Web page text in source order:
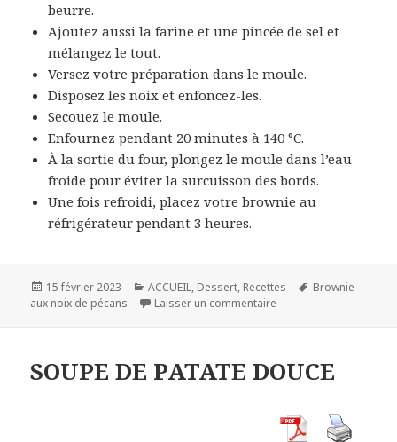
beurre.
Ajoutez aussi la farine et une pincée de sel et
mélangez le tout.
Versez votre préparation dans le moule.
Disposez les noix et enfoncez-les.
Secouez le moule.
Enfournez pendant 20 minutes à 140 °C.
À la sortie du four, plongez le moule dans l’eau
froide pour éviter la surcuisson des bords.
Une fois refroidi, placez votre brownie au
réfrigérateur pendant 3 heures.
Publié
le
15 février 2023 Catégories
ACCUEIL, Dessert, Recettes
Mots-
Brownie
aux noix de pécans
Laisser un commentaire
SOUPE DE PATATE DOUCE